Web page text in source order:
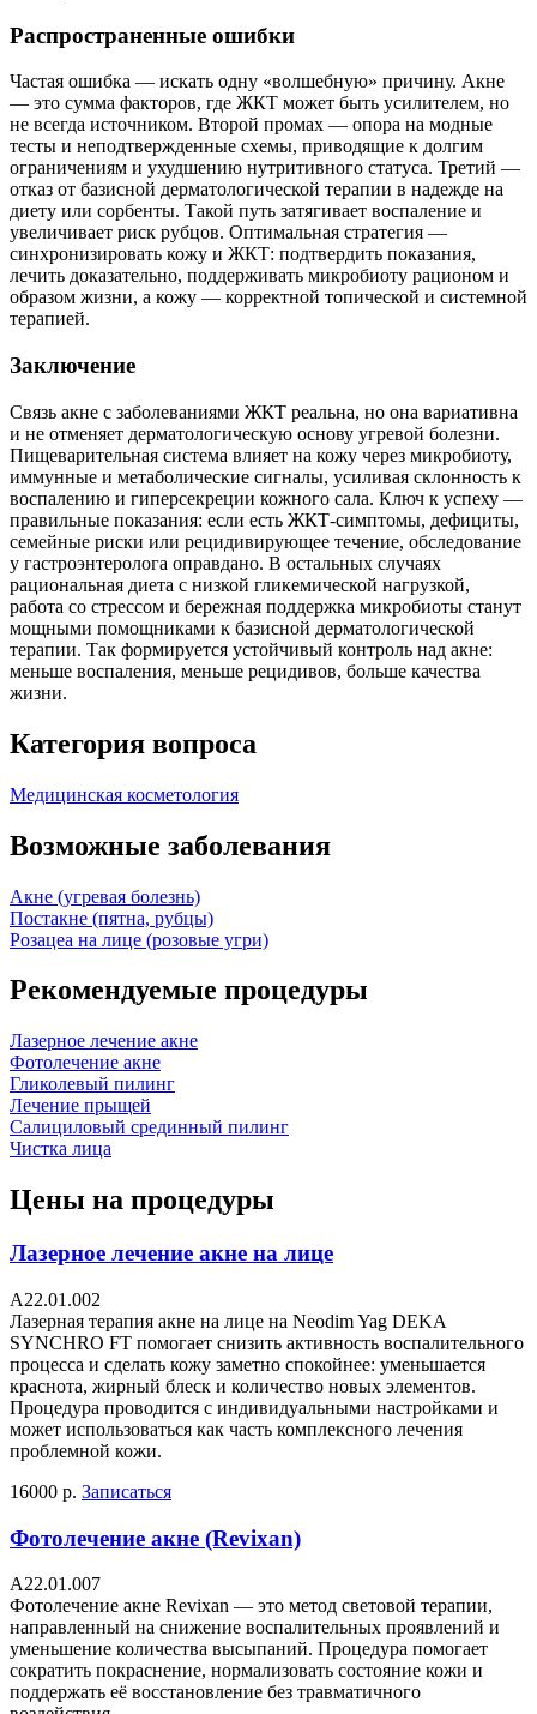
Распространенные ошибки
Частая ошибка — искать одну «волшебную» причину. Акне
— это сумма факторов, где ЖКТ может быть усилителем, но
не всегда источником. Второй промах — опора на модные
тесты и неподтвержденные схемы, приводящие к долгим
ограничениям и ухудшению нутритивного статуса. Третий —
отказ от базисной дерматологической терапии в надежде на
диету или сорбенты. Такой путь затягивает воспаление и
увеличивает риск рубцов. Оптимальная стратегия —
синхронизировать кожу и ЖКТ: подтвердить показания,
лечить доказательно, поддерживать микробиоту рационом и
образом жизни, а кожу — корректной топической и системной
терапией.
Заключение
Связь акне с заболеваниями ЖКТ реальна, но она вариативна
и не отменяет дерматологическую основу угревой болезни.
Пищеварительная система влияет на кожу через микробиоту,
иммунные и метаболические сигналы, усиливая склонность к
воспалению и гиперсекреции кожного сала. Ключ к успеху —
правильные показания: если есть ЖКТ‑симптомы, дефициты,
семейные риски или рецидивирующее течение, обследование
у гастроэнтеролога оправдано. В остальных случаях
рациональная диета с низкой гликемической нагрузкой,
работа со стрессом и бережная поддержка микробиоты станут
мощными помощниками к базисной дерматологической
терапии. Так формируется устойчивый контроль над акне:
меньше воспаления, меньше рецидивов, больше качества
жизни.
Категория вопроса
Медицинская косметология
Возможные заболевания
Акне (угревая болезнь)
Постакне (пятна, рубцы)
Розацеа на лице (розовые угри)
Рекомендуемые процедуры
Лазерное лечение акне
Фотолечение акне
Гликолевый пилинг
Лечение прыщей
Салициловый срединный пилинг
Чистка лица
Цены на процедуры
Лазерное лечение акне на лице
А22.01.002
Лазерная терапия акне на лице на Neodim Yag DEKA
SYNCHRO FT помогает снизить активность воспалительного
процесса и сделать кожу заметно спокойнее: уменьшается
краснота, жирный блеск и количество новых элементов.
Процедура проводится с индивидуальными настройками и
может использоваться как часть комплексного лечения
проблемной кожи.
16000 р. Записаться
Фотолечение акне (Revixan)
А22.01.007
Фотолечение акне Revixan — это метод световой терапии,
направленный на снижение воспалительных проявлений и
уменьшение количества высыпаний. Процедура помогает
сократить покраснение, нормализовать состояние кожи и
поддержать её восстановление без травматичного